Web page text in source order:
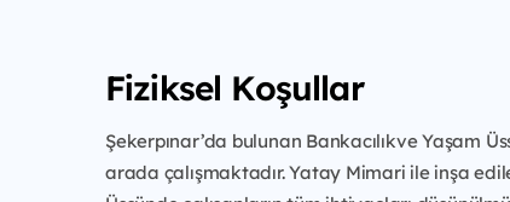
Fiziksel Koşullar
Şekerpınar’da bulunan Bankacılıkve Yaşam
arada çalışmaktadır. Yatay Mimari ile inşa